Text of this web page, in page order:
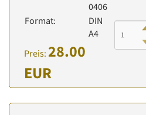
0406
Format:
DIN
A4
Preis: 28.00
EUR